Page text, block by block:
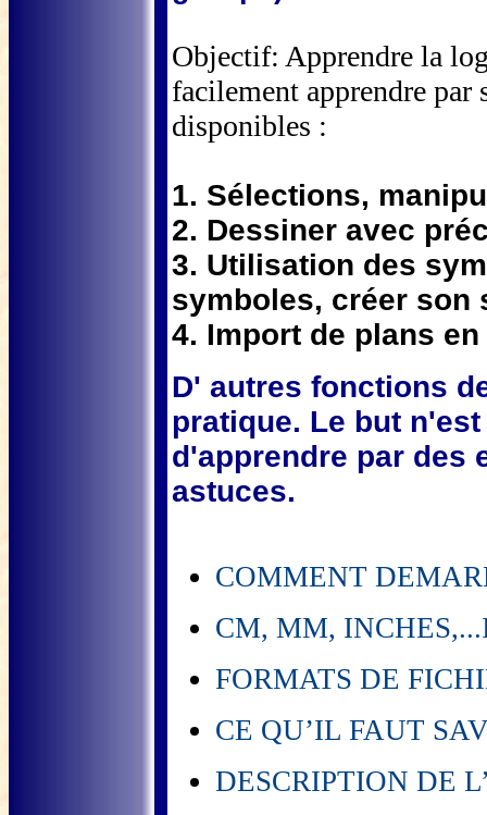
Objectif: Apprendre la
facilement apprendre par
disponibles :
1. Sélections,
2. Dessiner avec
3. Utilisation des
symboles, créer son
4. Import de plans
D' autres fonctions
pratique. Le but
d'apprendre par des
astuces.
COMMENT
CM, MM,
FORMATS DE
CE QU’IL FAUT
DESCRIPTION DE